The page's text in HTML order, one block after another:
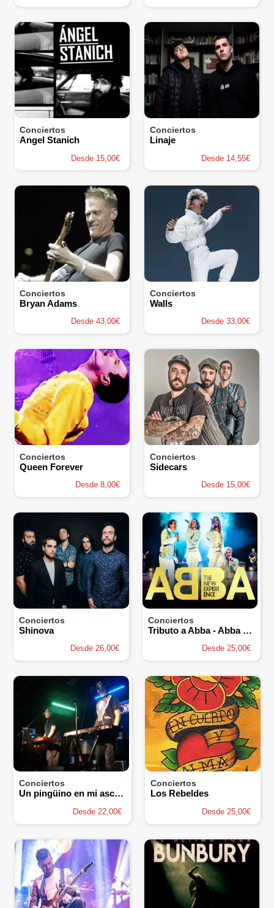
Conciertos
Angel Stanich
Desde 15,00€
Conciertos
Linaje
Desde 14,55€
Conciertos
Bryan Adams
Desde 43,00€
Conciertos
Walls
Desde 33,00€
Conciertos
Queen Forever
Desde 8,00€
Conciertos
Sidecars
Desde 15,00€
Conciertos
Shinova
Desde 26,00€
Conciertos
Tributo a Abba - Abba The New Experience
Desde 25,00€
Conciertos
Un pingüino en mi ascensor
Desde 22,00€
Conciertos
Los Rebeldes
Desde 25,00€